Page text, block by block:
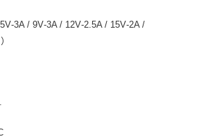
/ 9V‑3A / 12V‑2.5A / 15V‑2A /